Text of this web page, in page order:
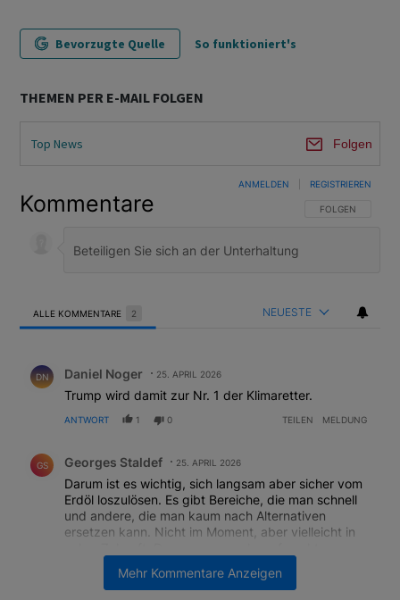
Bevorzugte Quelle So funktioniert's
THEMEN PER E-MAIL FOLGEN
Top News Folgen
Mehr Kommentare Anzeigen
Kommentare FOLGE DIESER
FOLGEN
ANMELDEN REGISTRIEREN
ALLE KOMMENTARE 2 NEUESTE
DN Daniel Noger 25. APRIL 2026
Trump wird damit zur Nr. 1 der Klimaretter.
ANTWORT 1 0 TEILEN MELDUNG
GS Georges Staldef 25. APRIL 2026
Darum ist es wichtig, sich langsam aber sicher vom
Erdöl loszulösen. Es gibt Bereiche, die man schnell
und andere, die man kaum nach Alternativen
ersetzen kann. Nicht im Moment, aber vielleicht in
erfunden und experimentiert werden, sofern die
mächtige Ölindustrie dies zulässt.